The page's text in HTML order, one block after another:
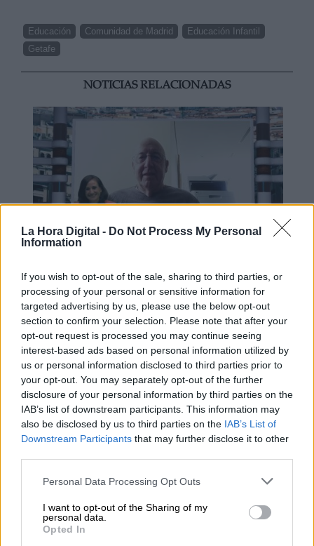
La Hora Digital - Do Not Process My Personal
Information
If you wish to opt-out of the sale, sharing to third parties, or
processing of your personal or sensitive information for
targeted advertising by us, please use the below opt-out
section to confirm your selection. Please note that after your
opt-out request is processed you may continue seeing
interest-based ads based on personal information utilized by
us or personal information disclosed to third parties prior to
your opt-out. You may separately opt-out of the further
disclosure of your personal information by third parties on the
IAB’s list of downstream participants. This information may
also be disclosed by us to third parties on the IAB’s List of
Downstream Participants that may further disclose it to other
Personal Data Processing Opt Outs
I want to opt-out of the Sharing of my
personal data.
Opted In
Educación Comunidad de Madrid
Educación Infantil
Getafe
NOTICIAS RELACIONADAS
Operación Chamartín, "licencia para
especular"
Pedro Castro: "El municipalismo
tiene vida, tiene futuro, depende de